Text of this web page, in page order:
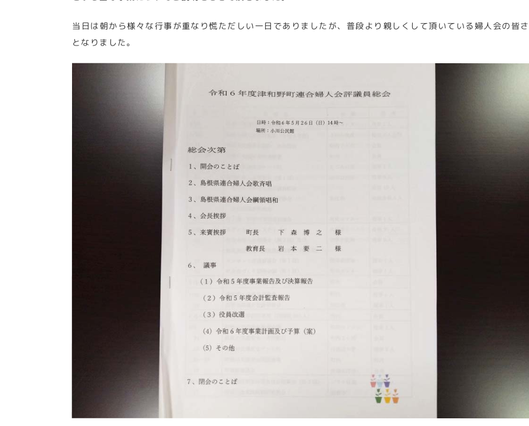
当日は朝から様々な行事が重なり慌ただしい一日でありましたが、普段より親しくして頂いている婦人会の皆
となりました。